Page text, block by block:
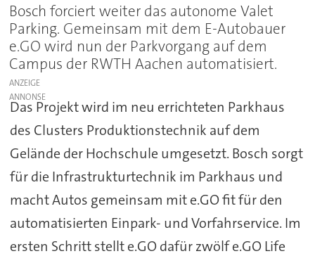
Bosch forciert weiter das autonome Valet
Parking. Gemeinsam mit dem E-Autobauer
e.GO wird nun der Parkvorgang auf dem
Campus der RWTH Aachen automatisiert.
ANZEIGE
Das Projekt wird im neu errichteten Parkhaus
des Clusters Produktionstechnik auf dem
Gelände der Hochschule umgesetzt. Bosch sorgt
für die Infrastrukturtechnik im Parkhaus und
macht Autos gemeinsam mit e.GO fit für den
automatisierten Einpark- und Vorfahrservice. Im
ersten Schritt stellt e.GO dafür zwölf e.GO Life